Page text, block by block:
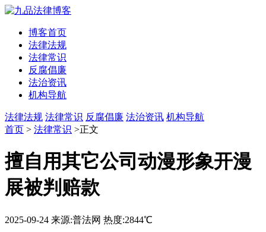
博客首页
法律法规
法律常识
反腐倡廉
法治资讯
机构导航
法律法规 法律常识 反腐倡廉 法治资讯 机构导航
首页 > 法律常识 >正文
擅自用其它公司动漫形象开漫
展被判赔款
2025-09-24 来源:普法网 热度:2844℃